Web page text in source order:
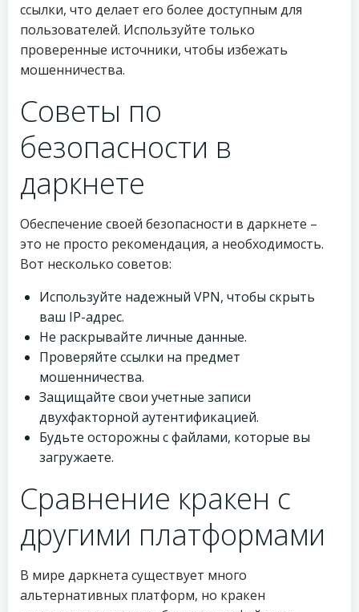
ссылки, что делает его более доступным для
пользователей. Используйте только
проверенные источники, чтобы избежать
мошенничества.
Советы по
безопасности в
даркнете
Обеспечение своей безопасности в даркнете –
это не просто рекомендация, а необходимость.
Вот несколько советов:
Используйте надежный VPN, чтобы скрыть
ваш IP-адрес.
Не раскрывайте личные данные.
Проверяйте ссылки на предмет
мошенничества.
Защищайте свои учетные записи
двухфакторной аутентификацией.
Будьте осторожны с файлами, которые вы
загружаете.
Сравнение кракен с
другими платформами
В мире даркнета существует много
альтернативных платформ, но кракен